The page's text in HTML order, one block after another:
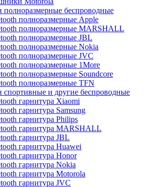
беспроводные
полноразмерные Apple
полноразмерные MARSHALL
полноразмерные JBL
полноразмерные Nokia
полноразмерные JVC
полноразмерные 1More
полноразмерные Soundcore
полноразмерные TFN
и другие беспроводные
гарнитура Xiaomi
гарнитура Samsung
гарнитура Philips
гарнитура MARSHALL
гарнитура JBL
гарнитура Huawei
гарнитура Honor
гарнитура Nokia
гарнитура Motorola
гарнитура JVC